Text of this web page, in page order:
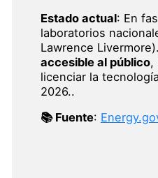
Estado actual: En
laboratorios
Lawrence Livermore).
accesible al público,
licenciar la
2026..
📚 Fuente: